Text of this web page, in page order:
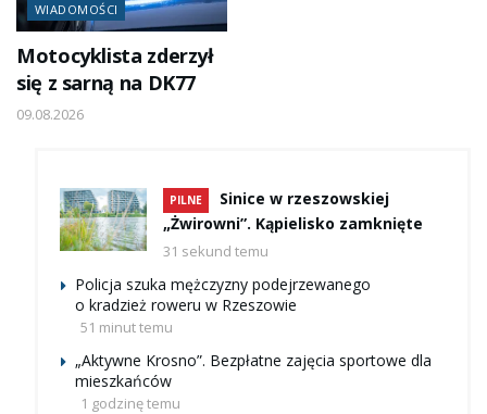
WIADOMOŚCI
Motocyklista zderzył
się z sarną na DK77
09.08.2026
PILNE
Sinice w rzeszowskiej
„Żwirowni”. Kąpielisko zamknięte
31 sekund temu
Policja szuka mężczyzny podejrzewanego
o kradzież roweru w Rzeszowie
51 minut temu
„Aktywne Krosno”. Bezpłatne zajęcia sportowe dla
mieszkańców
1 godzinę temu